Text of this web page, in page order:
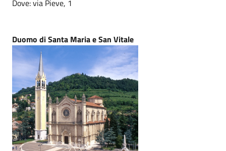
Dove: via Pieve, 1
Duomo di Santa Maria e San Vitale